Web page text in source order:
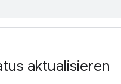
aktualisieren